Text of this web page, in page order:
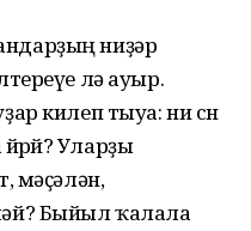
ниҙәр
лә ауыр.
килеп тыуа: ни өсөн
Уларҙы
мәҫәлән,
Быйыл ҡалала